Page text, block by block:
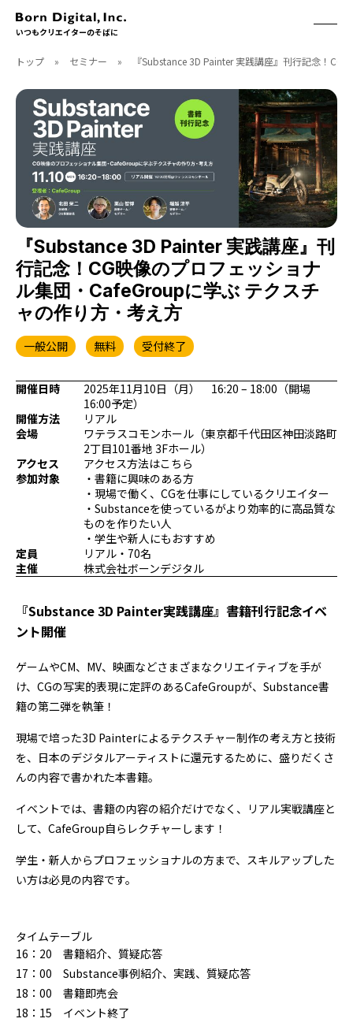
いつもクリエイターのそばに
ABOUT
CONTACT
RECRUIT
クリエイターズID
ACCESS
取扱製品
ソフトウェア
フォント
ハードウェア
ソフトウェアサポート
CGWORLD
月刊誌
別冊
CGWORLD.jp
BOOK
刊行順
ゲーム/CG
映像/映画/アニメ
ファッション/デザイン/他
SEMINAR
有料セミナー
スケジュール
x
トップ » セミナー » 『Substance 3D Painter 実践講座』刊行記念！
『Substance 3D Painter 実践講座』刊
行記念！CG映像のプロフェッショナ
ル集団・CafeGroupに学ぶ テクスチ
ャの作り方・考え方
一般公開 無料 受付終了
開催日時
2025年11月10日（月） 16:20 – 18:00（開場
16:00予定）
開催方法
リアル
会場
ワテラスコモンホール（東京都千代田区神田淡路町
2丁目101番地 3Fホール）
アクセス
アクセス方法はこちら
参加対象
・書籍に興味のある方
・現場で働く、CGを仕事にしているクリエイター
・Substanceを使っているがより効率的に高品質な
ものを作りたい人
・学生や新人にもおすすめ
定員
リアル・70名
主催
株式会社ボーンデジタル
『Substance 3D Painter実践講座』書籍刊行記念イベ
ント開催
ゲームやCM、MV、映画などさまざまなクリエイティブを手が
け、CGの写実的表現に定評のあるCafeGroupが、Substance書
籍の第二弾を執筆！
現場で培った3D Painterによるテクスチャー制作の考え方と技術
を、日本のデジタルアーティストに還元するために、盛りだくさ
んの内容で書かれた本書籍。
イベントでは、書籍の内容の紹介だけでなく、リアル実戦講座と
して、CafeGroup自らレクチャーします！
学生・新人からプロフェッショナルの方まで、スキルアップした
い方は必見の内容です。
タイムテーブル
16：20 書籍紹介、質疑応答
17：00 Substance事例紹介、実践、質疑応答
18：00 書籍即売会
18：15 イベント終了